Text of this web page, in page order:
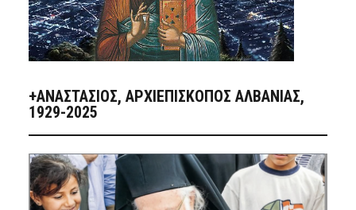
+ΑΝΑΣΤΆΣΙΟΣ, ΑΡΧΙΕΠΊΣΚΟΠΟΣ ΑΛΒΑΝΊΑΣ,
1929-2025